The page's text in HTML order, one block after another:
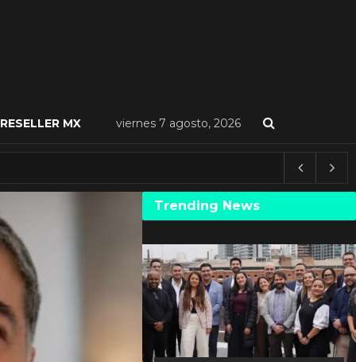
RESELLER MX viernes 7 agosto, 2026
Trending News